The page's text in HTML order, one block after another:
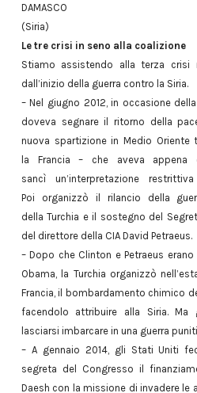
DAMASCO
(Siria)
Le tre crisi in seno alla coalizione
Stiamo assistendo alla terza crisi
dall’inizio della guerra contro la Siria.
– Nel giugno 2012, in occasione
doveva segnare il ritorno della
nuova spartizione in Medio Oriente
la Francia – che aveva appena
sancì un’interpretazione
Poi organizzò il rilancio della
della Turchia e il sostegno del
del direttore della CIA David Petraeus.
– Dopo che Clinton e Petraeus
Obama, la Turchia organizzò
Francia, il bombardamento chimico
facendolo attribuire alla Siria.
lasciarsi imbarcare in una guerra
– A gennaio 2014, gli Stati Uniti
segreta del Congresso il
Daesh con la missione di invadere le